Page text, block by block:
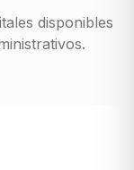
disponibles